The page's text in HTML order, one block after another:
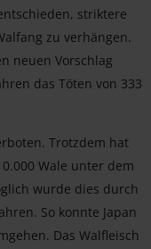
striktere
zu verhängen.
neuen Vorschlag
das Töten von 333
Trotzdem hat
Wale unter dem
wurde dies durch
So konnte Japan
Das Walfleisch